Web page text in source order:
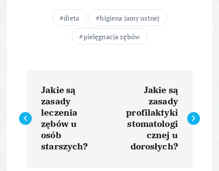
dieta
higiena jamy ustnej
pielęgnacja zębów
a
w
Jakie są
zasady
leczenia
zębów u
osób
starszych?
Jakie są
zasady
profilaktyki
stomatologi
cznej u
dorosłych?